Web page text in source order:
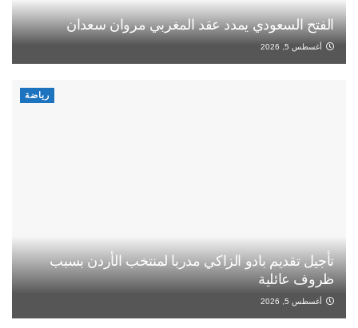
الفتح السعودي يمدد عقد المغربي مروان سعدان
أغسطس 5, 2026
رياضة
تأجيل تقديم بادو الزاكي مدربا لمنتخب الأردن بسبب
ظروف عائلية
أغسطس 5, 2026